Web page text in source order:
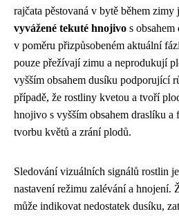
rajčata pěstovaná v bytě během
vyvážené tekuté hnojivo s
v poměru přizpůsobeném aktuální
pouze přežívají zimu a neprodukují
vyšším obsahem dusíku podporující
případě, že rostliny kvetou a tvoří
hnojivo s vyšším obsahem draslíku a
tvorbu květů a zrání plodů.
Sledování vizuálních signálů rostlin
nastavení režimu zalévání a hnojení.
může indikovat nedostatek dusíku,